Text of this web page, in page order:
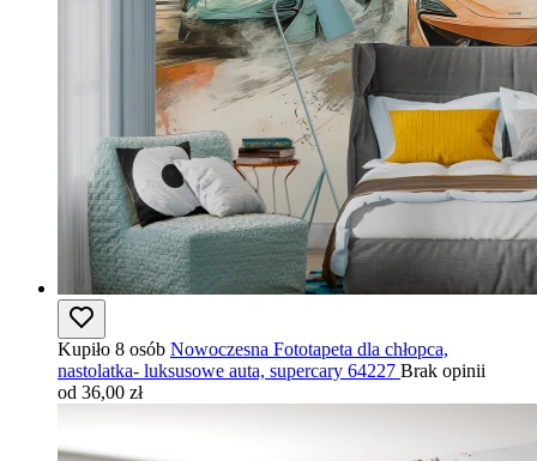
Kupiło 8 osób Nowoczesna Fototapeta dla chłopca,
nastolatka- luksusowe auta, supercary 64227 Brak opinii
od 36,00 zł